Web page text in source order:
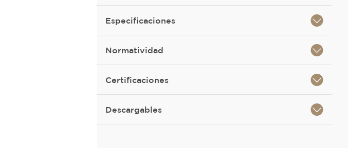
Especificaciones
Normatividad
Certificaciones
Descargables